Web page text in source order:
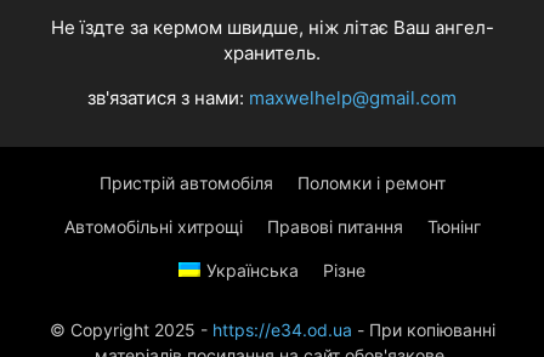
Не їздте за кермом швидше, ніж літає Ваш ангел-
хранитель.
зв'язатися з нами: maxwelhelp@gmail.com
Пристрій автомобіля Поломки і ремонт
Автомобільні хитрощі Правові питання Тюнінг
Українська Різне
© Copyright 2025 - https://e34.od.ua - При копіюванні